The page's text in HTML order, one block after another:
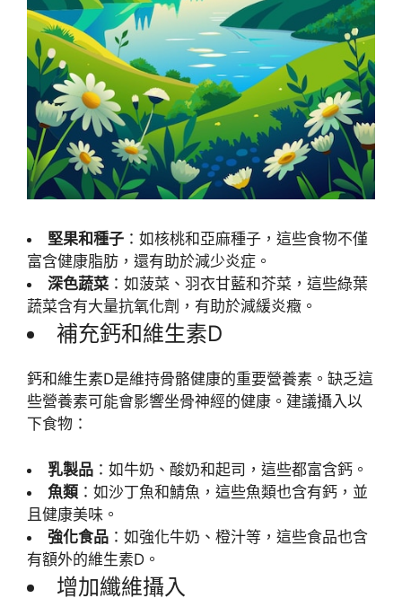
堅果和種子 ：如核桃和亞麻種子，這些食物不僅
富含健康脂肪，還有助於減少炎症。
深色蔬菜 ：如菠菜、羽衣甘藍和芥菜，這些綠葉
蔬菜含有大量抗氧化劑，有助於減緩炎癥。
補充鈣和維生素D
鈣和維生素D是維持骨骼健康的重要營養素。缺乏這
些營養素可能會影響坐骨神經的健康。建議攝入以
下食物：
乳製品 ：如牛奶、酸奶和起司，這些都富含鈣。
魚類 ：如沙丁魚和鯖魚，這些魚類也含有鈣，並
且健康美味。
強化食品 ：如強化牛奶、橙汁等，這些食品也含
有額外的維生素D。
增加纖維攝入